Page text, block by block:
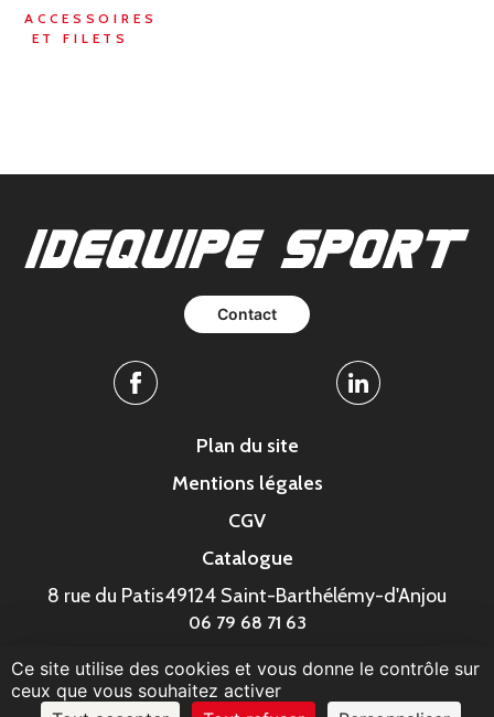
ACCESSOIRES
ET FILETS
Contact
Facebook Linkedin
Plan du site
Mentions légales
CGV
Catalogue
8 rue du Patis49124 Saint-Barthélémy-d'Anjou
06 79 68 71 63
© MonaGraphic 2023
Ce site utilise des cookies et vous donne le contrôle sur
ceux que vous souhaitez activer